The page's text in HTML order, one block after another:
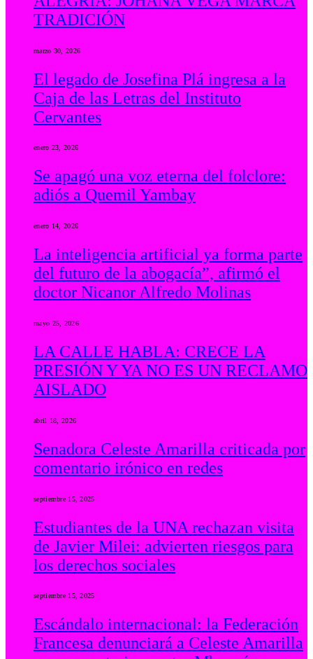
TRADICIÓN
marzo 30, 2026
El legado de Josefina Plá ingresa a la
Caja de las Letras del Instituto
Cervantes
enero 23, 2026
Se apagó una voz eterna del folclore:
adiós a Quemil Yambay
enero 14, 2026
La inteligencia artificial ya forma parte
del futuro de la abogacía”, afirmó el
doctor Nicanor Alfredo Molinas
mayo 25, 2026
LA CALLE HABLA: CRECE LA
PRESIÓN Y YA NO ES UN RECLAMO
AISLADO
abril 18, 2026
Senadora Celeste Amarilla criticada por
comentario irónico en redes
septiembre 15, 2025
Estudiantes de la UNA rechazan visita
de Javier Milei: advierten riesgos para
los derechos sociales
septiembre 15, 2025
Escándalo internacional: la Federación
Francesa denunciará a Celeste Amarilla